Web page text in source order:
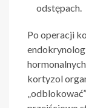
odstępach.
Po operacji
kortyzol